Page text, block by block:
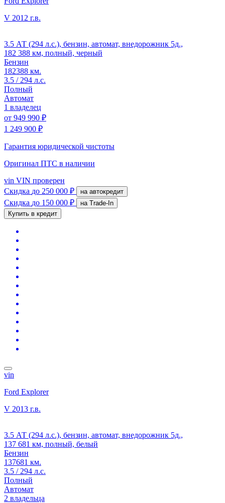
V 2012 г.в.
3.5 АТ (294 л.с.), бензин, автомат, внедорожник 5д.,
182 388 км, полный, черный
Бензин
182388 км.
3.5 / 294 л.с.
Полный
Автомат
1 владелец
от 949 990 ₽
1 249 900 ₽
Гарантия юридической чистоты
Оригинал ПТС в наличии
vin VIN проверен
Скидка до 250 000 ₽ на автокредит
Скидка до 150 000 ₽
на Trade-In
Купить в кредит
vin
Ford Explorer
V 2013 г.в.
3.5 АТ (294 л.с.), бензин, автомат, внедорожник 5д.,
137 681 км, полный, белый
Бензин
137681 км.
3.5 / 294 л.с.
Полный
Автомат
2 владельца